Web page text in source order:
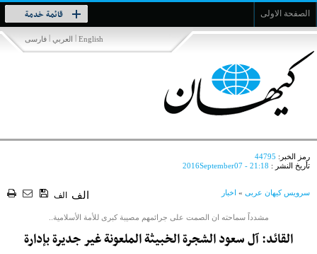
الصفحة الاولى قائمة خدمة
Toggle
navigation
فارسی | العربي | English
رمز الخبر: 44795
تأريخ النشر : 2016September07 - 21:18
سرویس کیهان عربی » اخبار الف الف
مشدداً سماحته ان الصمت على جرائمهم مصيبة كبرى للأمة الأسلامية..
القائد: آل سعود الشجرة الخبيثة الملعونة غير جديرة بإدارة